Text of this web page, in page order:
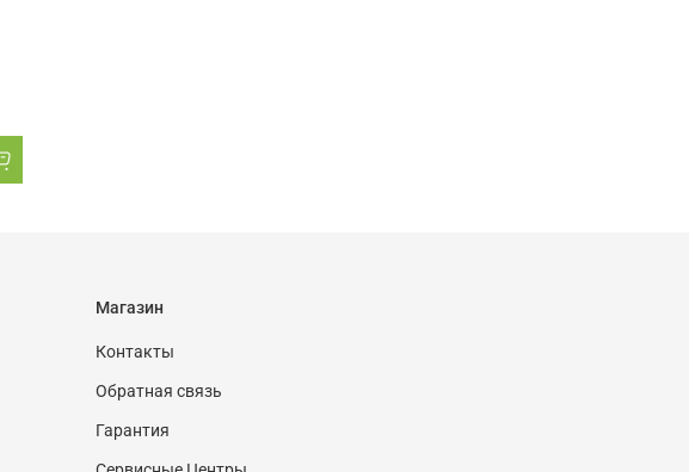
Магазин
Контакты
Обратная связь
Гарантия